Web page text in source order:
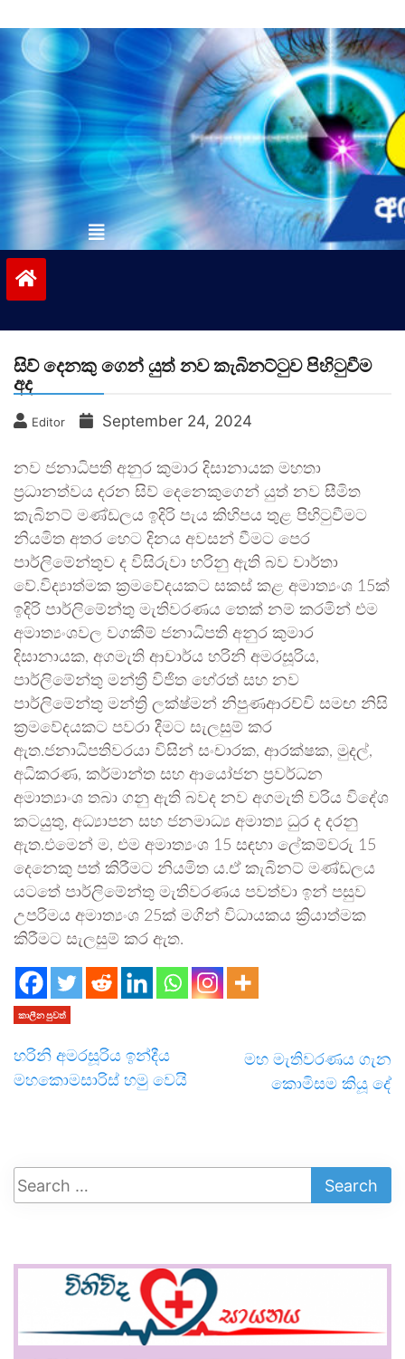
to
contentvinivida.lk
සිව් දෙනකු ගෙන් යුත් නව කැබිනට්ටුව පිහිටුවීම
අද
Editor September 24, 2024
නව ජනාධිපති අනුර කුමාර දිසානායක මහතා
ප්‍රධානත්වය දරන සිව් දෙනෙකුගෙන් යුත් නව සීමිත
කැබිනට් මණ්ඩලය ඉදිරි පැය කිහිපය තුළ පිහිටුවීමට
නියමිත අතර හෙට දිනය අවසන් වීමට පෙර
පාර්ලිමේන්තුව ද විසිරුවා හරිනු ඇති බව වාර්තා
වේ.විද්‍යාත්මක ක්‍රමවේදයකට සකස් කළ අමාත්‍යංශ 15ක්
ඉදිරි පාර්ලිමේන්තු මැතිවරණය තෙක් නම් කරමින් එම
අමාත්‍යංශවල වගකීම් ජනාධිපති අනුර කුමාර
දිසානායක, අගමැති ආචාර්ය හරිනි අමරසූරිය,
පාර්ලිමේන්තු මන්ත්‍රී විජිත හේරත් සහ නව
පාර්ලිමේන්තු මන්ත්‍රි ලක්ෂ්මන් නිපුණආරච්චි සමඟ නිසි
ක්‍රමවේදයකට පවරා දීමට සැලසුම් කර
ඇත.ජනාධිපතිවරයා විසින් සංචාරක, ආරක්ෂක, මුදල්,
අධිකරණ, කර්මාන්ත සහ ආයෝජන ප්‍රවර්ධන
අමාත්‍යාංශ තබා ගනු ඇති බවද නව අගමැති වරිය විදේශ
කටයුතු, අධ්‍යාපන සහ ජනමාධ්‍ය අමාත්‍ය ධුර ද දරනු
ඇත.එමෙන් ම, එම අමාත්‍යංශ 15 සඳහා ලේකම්වරු 15
දෙනෙකු පත් කිරීමට නියමිත ය.ඒ කැබිනට් මණ්ඩලය
යටතේ පාර්ලිමේන්තු මැතිවරණය පවත්වා ඉන් පසුව
උපරිමය අමාත්‍යංශ 25ක් මගින් විධායකය ක්‍රියාත්මක
කිරීමට සැලසුම් කර ඇත.
කාලීන පුවත්
හරිනි අමරසූරිය ඉන්දීය
මහකොමසාරිස් හමු වෙයි
මහ මැතිවරණය ගැන
කොමිසම කියූ දේ